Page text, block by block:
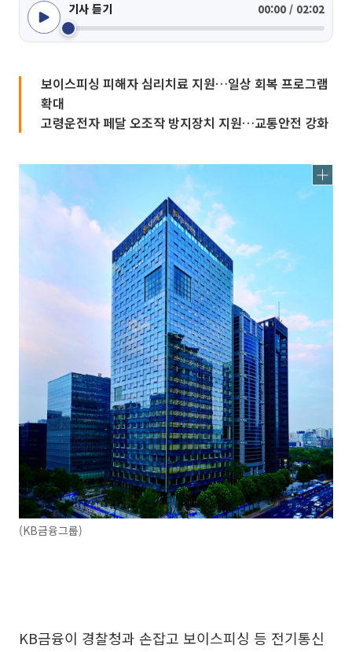
기사 듣기 00:00 / 02:02
보이스피싱 피해자 심리치료 지원…일상 회복 프로그램
확대
고령운전자 페달 오조작 방지장치 지원…교통안전 강화
(KB금융그룹)
KB금융이 경찰청과 손잡고 보이스피싱 등 전기통신